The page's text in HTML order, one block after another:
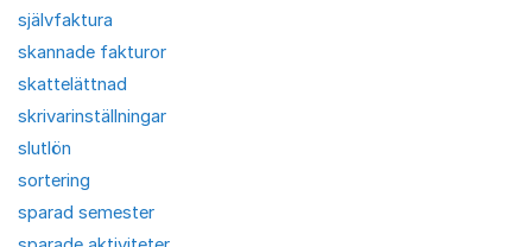
självfaktura
skannade fakturor
skattelättnad
skrivarinställningar
slutlön
sortering
sparad semester